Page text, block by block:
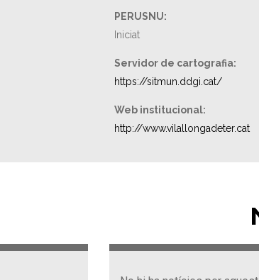
PERUSNU:
Iniciat
Servidor de cartografia:
https://sitmun.ddgi.cat/
Web institucional:
http://www.vilallongadeter.cat